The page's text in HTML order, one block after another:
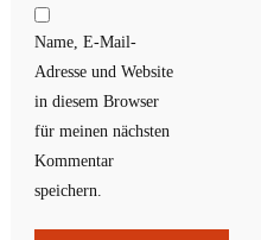
Name, E-Mail-
Adresse und Website
in diesem Browser
für meinen nächsten
Kommentar
speichern.